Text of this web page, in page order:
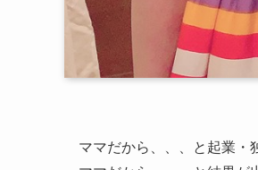
ママだから、、、と起業・